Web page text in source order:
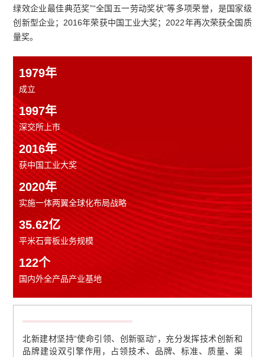
绿效企业最佳典范奖”“全国五一劳动奖状”等多项荣誉，是国家级
创新型企业；2016年荣获中国工业大奖；2022年再次荣获全国质
量奖。
1979年
成立
1997年
深交所上市
2016年
获中国工业大奖
2020年
实施一体两翼全球化布局战略
35.62亿
平米石膏板业务规模
122个
国内外全产品产业基地
北新建材坚持“使命引领、创新驱动”，充分发挥技术创新和
品牌建设双引擎作用，占领技术、品牌、标准、质量、渠